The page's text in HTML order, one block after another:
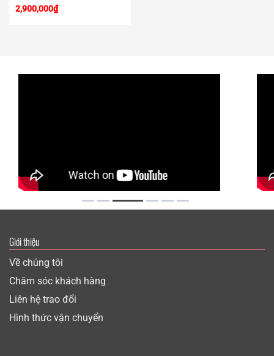
Nhật Bản
2,900,000₫
Giới thiệu
Về chúng tôi
Chăm sóc khách hàng
Liên hệ trao đổi
Hình thức vận chuyển